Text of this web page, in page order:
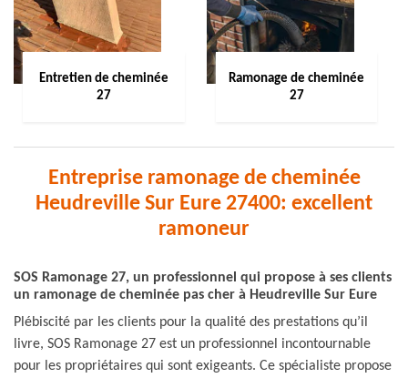
Entretien de cheminée
27
Ramonage de cheminée
27
Entreprise ramonage de cheminée
Heudreville Sur Eure 27400: excellent
ramoneur
SOS Ramonage 27, un professionnel qui propose à ses clients
un ramonage de cheminée pas cher à Heudreville Sur Eure
Plébiscité par les clients pour la qualité des prestations qu’il
livre, SOS Ramonage 27 est un professionnel incontournable
pour les propriétaires qui sont exigeants. Ce spécialiste propose